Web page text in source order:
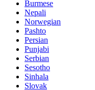
Burmese
Nepali
Norwegian
Pashto
Persian
Punjabi
Serbian
Sesotho
Sinhala
Slovak